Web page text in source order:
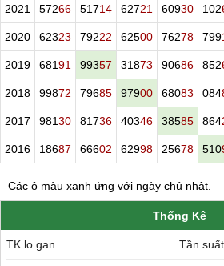
2021 57266 51714 62721 60930 102
2020 62323 79222 62500 76278 799
2019 68191 99357 31873 90686 852
2018 99872 79685 97900 68083 084
2017 98130 81736 40346 38585 864
2016 18687 66602 62998 25678 510
Các ô màu xanh ứng với ngày chủ nhật.
Thống Kê
TK lo gan Tần